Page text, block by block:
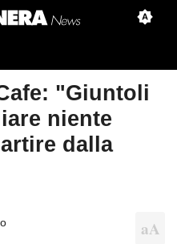
"Giuntoli
niente
dalla